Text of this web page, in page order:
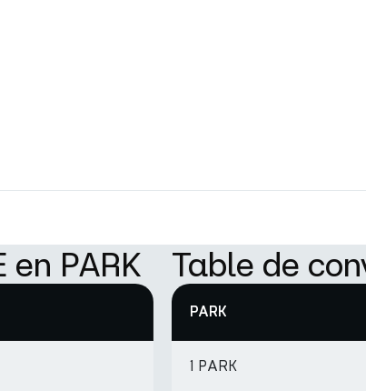
en PARK Table de
PARK
1 PARK